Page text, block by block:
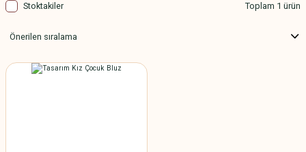
Stoktakiler Toplam 1 ürün